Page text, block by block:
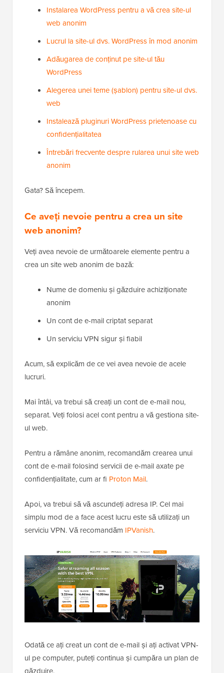
Instalarea WordPress pentru a vă crea site-ul
web anonim
Lucrul la site-ul dvs. WordPress în mod anonim
Adăugarea de conținut pe site-ul tău
WordPress
Alegerea unei teme (șablon) pentru site-ul dvs.
web
Instalează pluginuri WordPress prietenoase cu
confidențialitatea
Întrebări frecvente despre rularea unui site web
anonim
Gata? Să începem.
Ce aveți nevoie pentru a crea un site
web anonim?
Veți avea nevoie de următoarele elemente pentru a
crea un site web anonim de bază:
Nume de domeniu și găzduire achiziționate
anonim
Un cont de e-mail criptat separat
Un serviciu VPN sigur și fiabil
Acum, să explicăm de ce vei avea nevoie de acele
lucruri.
Mai întâi, va trebui să creați un cont de e-mail nou,
separat. Veți folosi acel cont pentru a vă gestiona site-
ul web.
Pentru a rămâne anonim, recomandăm crearea unui
cont de e-mail folosind servicii de e-mail axate pe
confidențialitate, cum ar fi Proton Mail.
Apoi, va trebui să vă ascundeți adresa IP. Cel mai
simplu mod de a face acest lucru este să utilizați un
serviciu VPN. Vă recomandăm IPVanish.
Odată ce ați creat un cont de e-mail și ați activat VPN-
ul pe computer, puteți continua și cumpăra un plan de
găzduire.